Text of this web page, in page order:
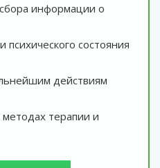
информации о
психического состояния
действиям
терапии и